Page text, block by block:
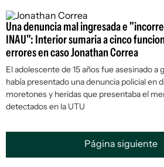
Una denuncia mal ingresada e
INAU": Interior sumaria a cinco
errores en caso Jonathan Correa
El adolescente de 15 años fue asesinado a
había presentado una denuncia policial en
moretones y heridas que presentaba el
detectados en la UTU
Página siguiente